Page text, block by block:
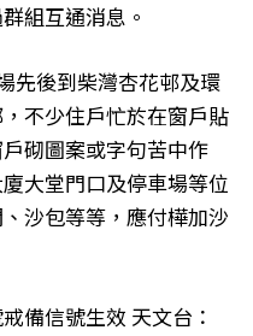
組互通消息。
先後到柴灣杏花邨及環
不少住戶忙於在窗戶貼
砌圖案或字句苦中作
大堂門口及停車場等位
沙包等等，應付樺加沙
備信號生效 天文台：